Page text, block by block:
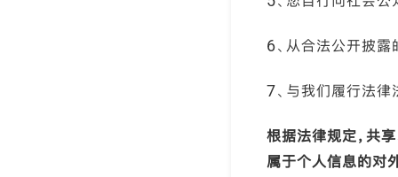
6、从合法公开披露
7、与我们履行法律
根据法律规定，共
属于个人信息的对